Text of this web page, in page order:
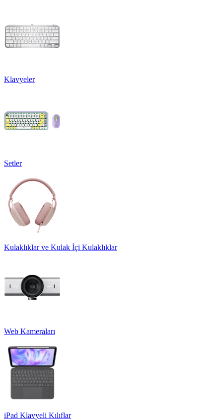
Klavyeler
Setler
Kulaklıklar ve Kulak İçi Kulaklıklar
Web Kameraları
iPad Klavyeli Kılıflar